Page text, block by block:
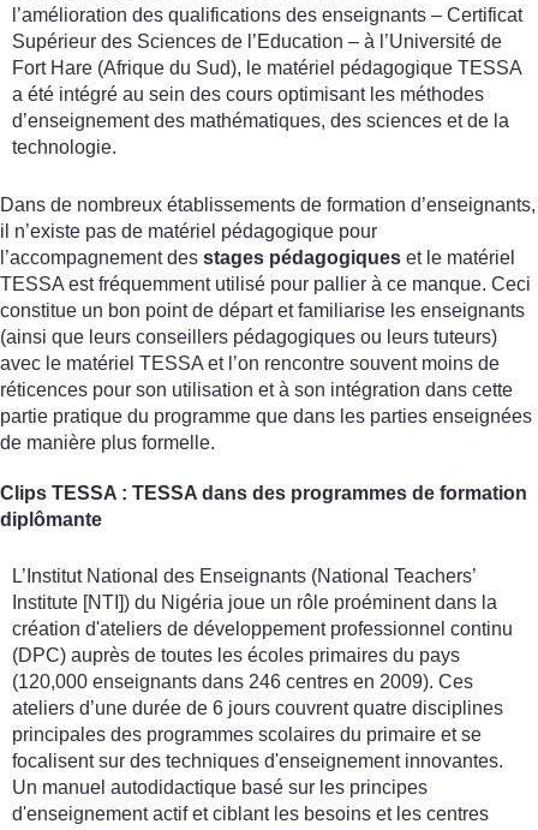
l’amélioration des qualifications des enseignants – Certificat
Supérieur des Sciences de l’Education – à l’Université de
Fort Hare (Afrique du Sud), le matériel pédagogique TESSA
a été intégré au sein des cours optimisant les méthodes
d’enseignement des mathématiques, des sciences et de la
technologie.
Dans de nombreux établissements de formation d’enseignants,
il n’existe pas de matériel pédagogique pour
l’accompagnement des stages pédagogiques et le matériel
TESSA est fréquemment utilisé pour pallier à ce manque. Ceci
constitue un bon point de départ et familiarise les enseignants
(ainsi que leurs conseillers pédagogiques ou leurs tuteurs)
avec le matériel TESSA et l’on rencontre souvent moins de
réticences pour son utilisation et à son intégration dans cette
partie pratique du programme que dans les parties enseignées
de manière plus formelle.
Clips TESSA : TESSA dans des programmes de formation
diplômante
L’Institut National des Enseignants (National Teachers’
Institute [NTI]) du Nigéria joue un rôle proéminent dans la
création d'ateliers de développement professionnel continu
(DPC) auprès de toutes les écoles primaires du pays
(120,000 enseignants dans 246 centres en 2009). Ces
ateliers d’une durée de 6 jours couvrent quatre disciplines
principales des programmes scolaires du primaire et se
focalisent sur des techniques d'enseignement innovantes.
Un manuel autodidactique basé sur les principes
d'enseignement actif et ciblant les besoins et les centres